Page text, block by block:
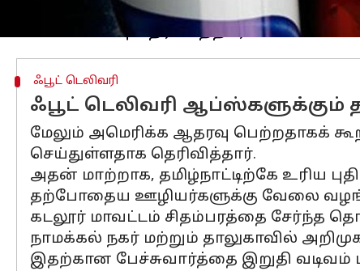
இதற்கு மாற்றாக, "இந்தியாவில்
ஃபூட் டெலிவரி
ஃபூட் டெலிவரி ஆப்ஸ்களுக்கும்
மேலும் அமெரிக்க ஆதரவு பெற்றதாகக்
செய்துள்ளதாக தெரிவித்தார்.
அதன் மாற்றாக, தமிழ்நாட்டிற்கே உரிய
தற்போதைய ஊழியர்களுக்கு வேலை
கடலூர் மாவட்டம் சிதம்பரத்தை சேர்ந்த
நாமக்கல் நகர் மற்றும் தாலுகாவில்
இதற்கான பேச்சுவார்த்தை இறுதி வடிவம்